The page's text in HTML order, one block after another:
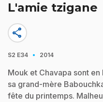
L'amie tzigane
share
S2 E34 · 2014
Mouk et Chavapa sont
sa grand-mère
fête du printemps.